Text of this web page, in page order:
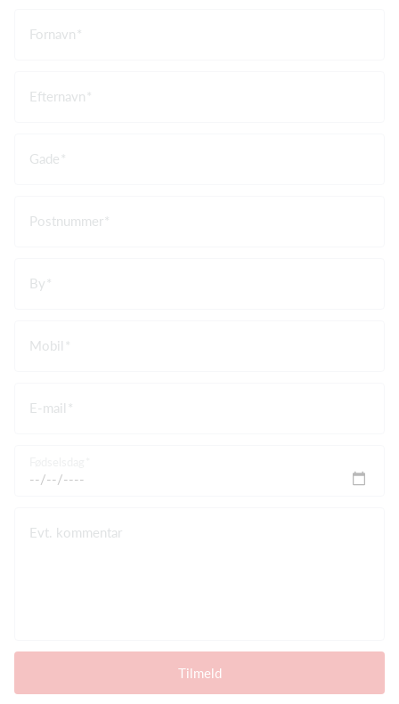
Fornavn
Efternavn
Gade
Postnummer
By
Mobil
E-mail
Evt. kommentar
Tilmeld